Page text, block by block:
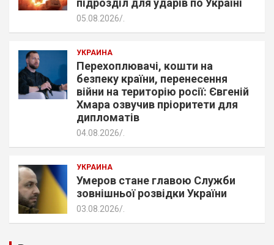
05.08.2026
УКРАИНА
Перехоплювачі, кошти на
безпеку країни, перенесення
війни на територію росії: Євгеній
Хмара озвучив пріоритети для
дипломатів
04.08.2026
УКРАИНА
Умеров стане главою Служби
зовнішньої розвідки України
03.08.2026